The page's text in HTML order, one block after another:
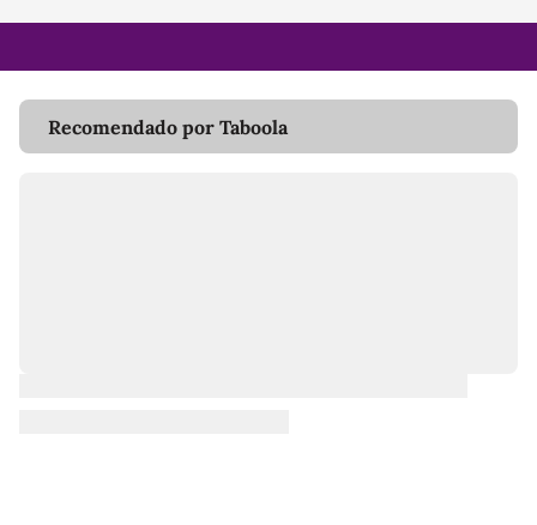
Recomendado por Taboola